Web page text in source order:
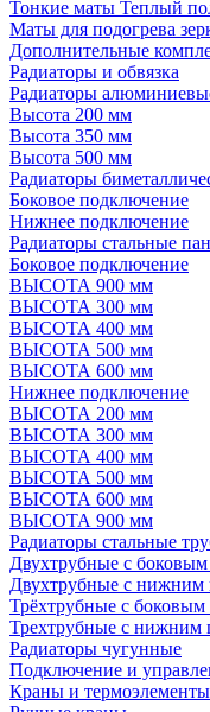
Тонкие маты Теплый
Маты для подогрева
Дополнительные
Радиаторы и обвязка
Радиаторы
Высота 200 мм
Высота 350 мм
Высота 500 мм
Радиаторы
Боковое подключение
Нижнее подключение
Радиаторы стальные
Боковое подключение
ВЫСОТА 900 мм
ВЫСОТА 300 мм
ВЫСОТА 400 мм
ВЫСОТА 500 мм
ВЫСОТА 600 мм
Нижнее подключение
ВЫСОТА 200 мм
ВЫСОТА 300 мм
ВЫСОТА 400 мм
ВЫСОТА 500 мм
ВЫСОТА 600 мм
ВЫСОТА 900 мм
Радиаторы стальные
Двухтрубные с
Двухтрубные с нижним
Трёхтрубные с
Трехтрубные с нижним
Радиаторы чугунные
Подключение и
Краны и термоэлементы